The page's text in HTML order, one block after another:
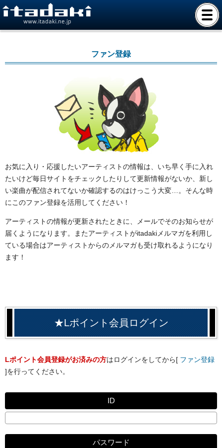
www.itadaki.ne.jp
ファン登録
お気に入り・応援したいアーティストの情報は、いち早く手に入れ
たいけど毎日サイトをチェックしたりして更新情報がないか、新し
い楽曲が配信されてないか確認するのはけっこう大変…。そんな時
にこのファン登録を活用してください！
アーティストの情報が更新されたときに、メールでそのお知らせが
届くようになります。またアーティストがitadakiメルマガを利用し
ている場合はアーティストからのメルマガも受け取れるようになり
ます！
★Lポイント会員ログイン
Lポイント会員登録がお済みの方はログインをしてから[ ファン登録
]を行ってください。
ID
パスワード